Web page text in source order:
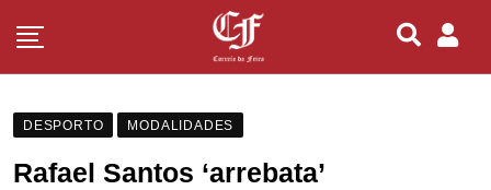
DESPORTO MODALIDADES
Rafael Santos ‘arrebata’